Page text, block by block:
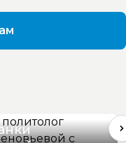
политолог